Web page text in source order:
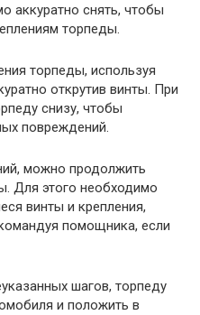
аккуратно снять, чтобы
торпеды.
торпеды, используя
открутив винты. При
снизу, чтобы
повреждений.
можно продолжить
Для этого необходимо
винты и крепления,
помощника, если
шагов, торпеду
и положить в